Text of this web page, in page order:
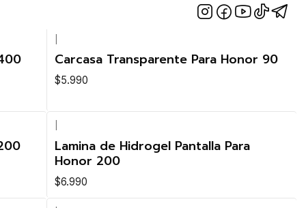
Carcasa Transparente Para Honor 90
$5.990
Lamina de Hidrogel Pantalla Para
Honor 200
$6.990